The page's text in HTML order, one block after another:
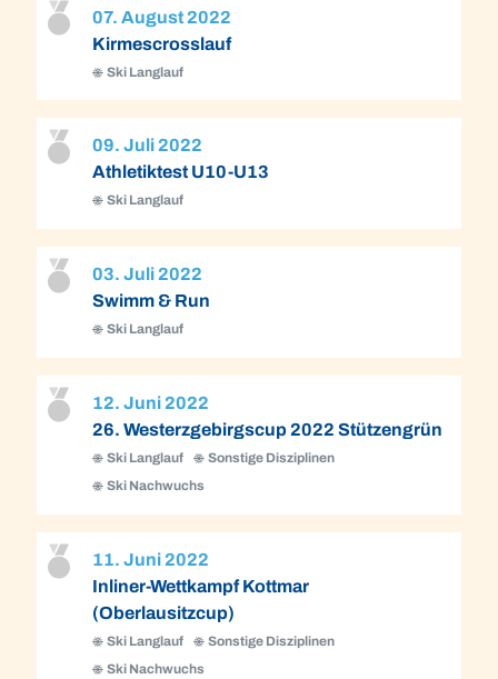
07. August 2022
Kirmescrosslauf
Ski Langlauf
09. Juli 2022
Athletiktest U10-U13
Ski Langlauf
03. Juli 2022
Swimm & Run
Ski Langlauf
12. Juni 2022
26. Westerzgebirgscup 2022 Stützengrün
Ski Langlauf
Sonstige Disziplinen
Ski Nachwuchs
11. Juni 2022
Inliner-Wettkampf Kottmar
(Oberlausitzcup)
Ski Langlauf
Sonstige Disziplinen
Ski Nachwuchs